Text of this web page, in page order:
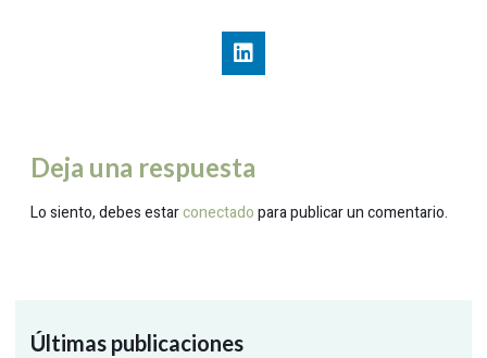
Últimas publicaciones
Deja una respuesta
Lo siento, debes estarconectadopara publicar un comentario.